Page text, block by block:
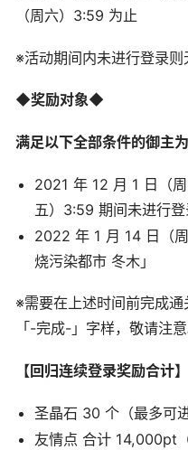
（周六）3:59 为止
※活动期间内未进行登录则
◆奖励对象◆
满足以下全部条件的御主
2021 年 12 月 1 日（
五）3:59 期间未进行
2022 年 1 月 14 日（
烧污染都市 冬木」
※需要在上述时间前完成通
「-完成-」字样，敬请注意
【回归连续登录奖励合计】
圣晶石 30 个（最多可
友情点 合计 14,000pt